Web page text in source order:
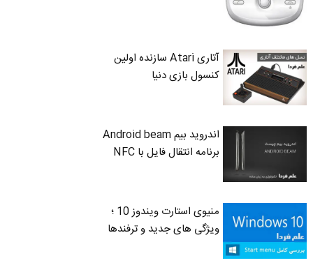
آتاری Atari سازنده اولین
کنسول بازی دنیا
اندروید بیم Android beam
برنامه انتقال فایل با NFC
منیوی استارت ویندوز 10 ؛
ویژگی های جدید و ترفندها